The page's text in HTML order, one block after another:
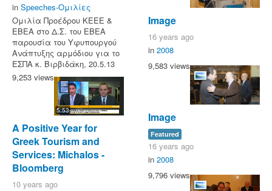
in Speeches-Ομιλίες
Ομιλία Προέδρου ΚΕΕΕ &
ΕΒΕΑ στο Δ.Σ. του ΕΒΕΑ
παρουσία του Υφυπουργού
Ανάπτυξης αρμόδιου για το
ΕΣΠΑ κ. Βιρβιδάκη, 20.5.13
9,253 views
5:53
A Positive Year for
Greek Tourism and
Services: Michalos -
Bloomberg
10 years ago
Image
16 years ago
in 2008
9,583 views
Image
Featured
16 years ago
in 2008
9,796 views